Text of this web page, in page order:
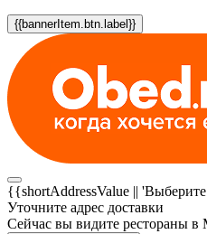
{{bannerItem.btn.label}}
{{shortAddressValue ||
Уточните адрес доставки
Сейчас вы видите рестораны в